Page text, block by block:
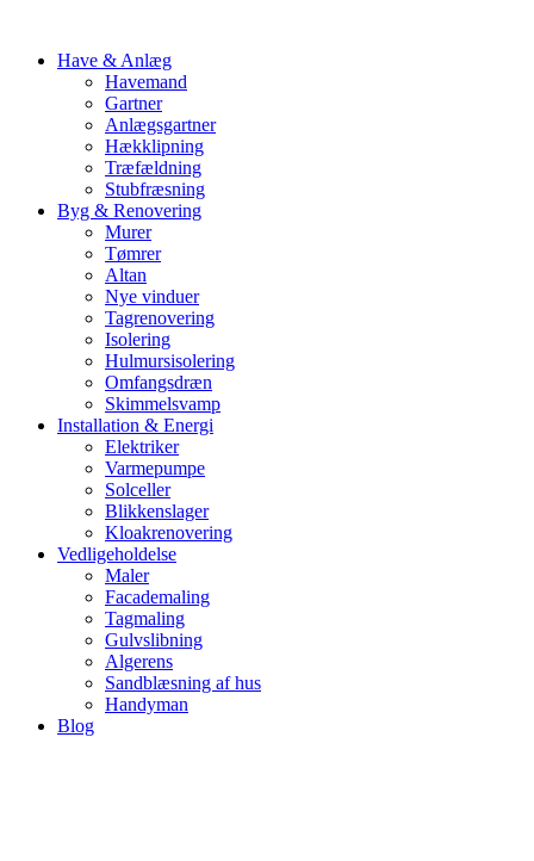
Have & Anlæg
Havemand
Gartner
Anlægsgartner
Hækklipning
Træfældning
Stubfræsning
Byg & Renovering
Murer
Tømrer
Altan
Nye vinduer
Tagrenovering
Isolering
Hulmursisolering
Omfangsdræn
Skimmelsvamp
Installation & Energi
Elektriker
Varmepumpe
Solceller
Blikkenslager
Kloakrenovering
Vedligeholdelse
Maler
Facademaling
Tagmaling
Gulvslibning
Algerens
Sandblæsning af hus
Handyman
Blog